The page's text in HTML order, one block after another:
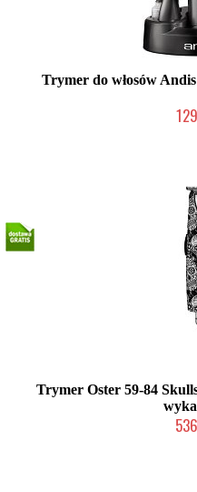
Trymer do włosów
Trymer Oster 59-84